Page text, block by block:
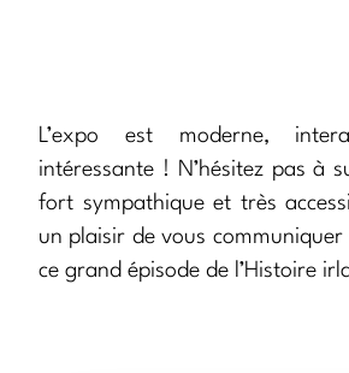
L’expo est moderne,
intéressante ! N’hésitez pas à
fort sympathique et très
un plaisir de vous
ce grand épisode de l’Histoire